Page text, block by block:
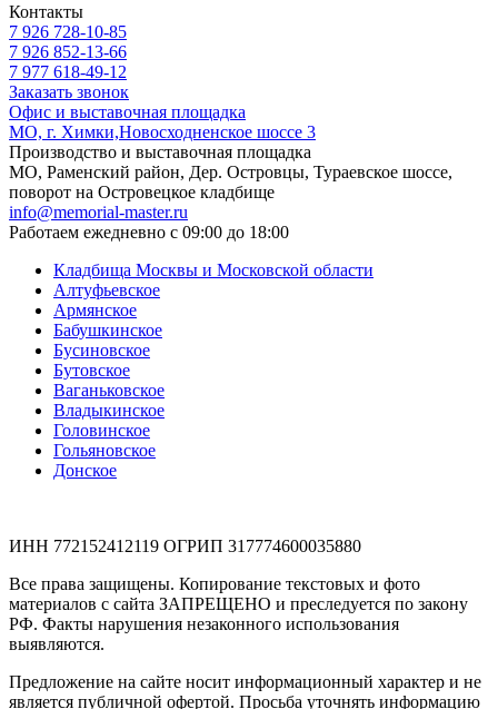
Контакты
7 926 728-10-85
7 926 852-13-66
7 977 618-49-12
Заказать звонок
Офис и выставочная площадка
МО, г. Химки,Новосходненское шоссе 3
Производство и выставочная площадка
МО, Раменский район, Дер. Островцы, Тураевское шоссе,
поворот на Островецкое кладбище
info@memorial-master.ru
Работаем ежедневно с 09:00 до 18:00
Кладбища Москвы и Московской области
Алтуфьевское
Армянское
Бабушкинское
Бусиновское
Бутовское
Ваганьковское
Владыкинское
Головинское
Гольяновское
Донское
ИНН 772152412119 ОГРИП 317774600035880
Все права защищены. Копирование текстовых и фото
материалов с сайта ЗАПРЕЩЕНО и преследуется по закону
РФ. Факты нарушения незаконного использования
выявляются.
Предложение на сайте носит информационный характер и не
является публичной офертой. Просьба уточнять информацию